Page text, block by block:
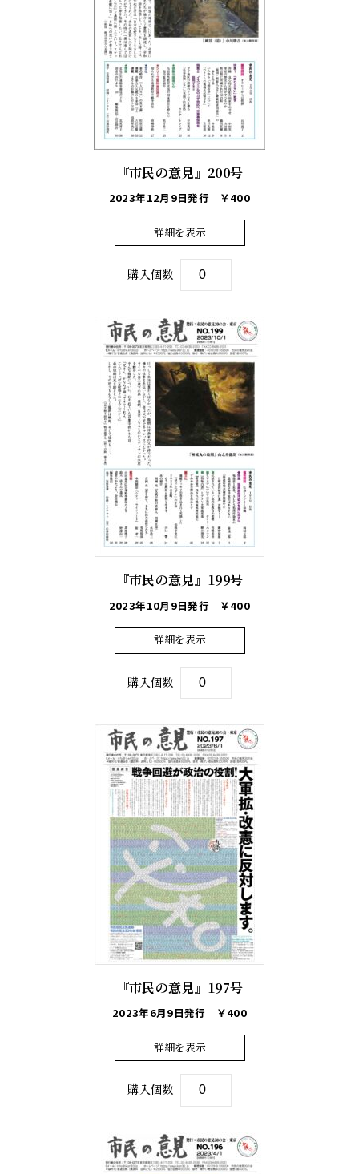
『市民の意見』200号
2023年12月9日発行 ￥400
詳細を表示
購入個数
『市民の意見』199号
2023年10月9日発行 ￥400
詳細を表示
購入個数
『市民の意見』197号
2023年6月9日発行 ￥400
詳細を表示
購入個数